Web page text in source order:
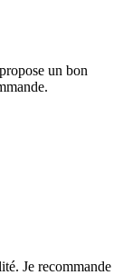
un bon
Je recommande